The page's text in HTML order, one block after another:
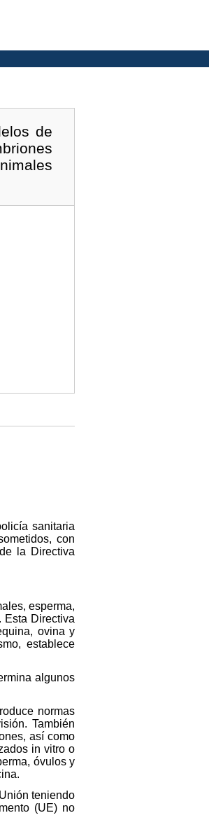
de
sanitaria
con
la Directiva
esperma,
Esta Directiva
ovina y
establece
algunos
normas
También
así como
in vitro o
óvulos y
teniendo
(UE) no